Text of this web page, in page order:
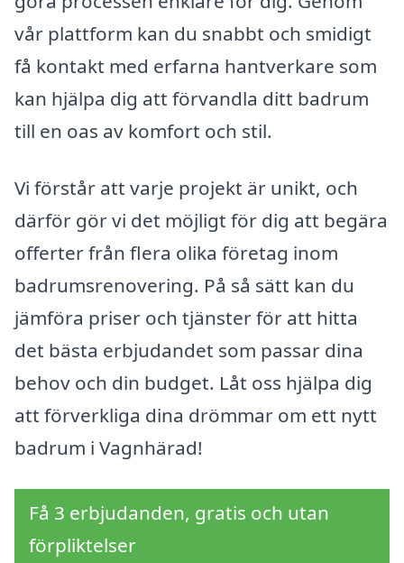
vår plattform kan du snabbt och smidigt
få kontakt med erfarna hantverkare som
kan hjälpa dig att förvandla ditt badrum
till en oas av komfort och stil.
Vi förstår att varje projekt är unikt, och
därför gör vi det möjligt för dig att begära
offerter från flera olika företag inom
badrumsrenovering. På så sätt kan du
jämföra priser och tjänster för att hitta
det bästa erbjudandet som passar dina
behov och din budget. Låt oss hjälpa dig
att förverkliga dina drömmar om ett nytt
badrum i Vagnhärad!
Få 3 erbjudanden, gratis och utan
förpliktelser